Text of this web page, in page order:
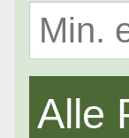
Alle